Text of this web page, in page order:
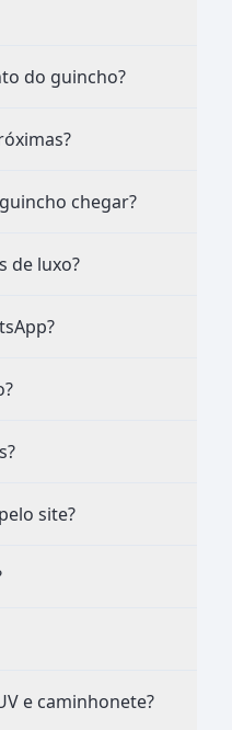
do guincho?
chegar?
de luxo?
site?
e caminhonete?